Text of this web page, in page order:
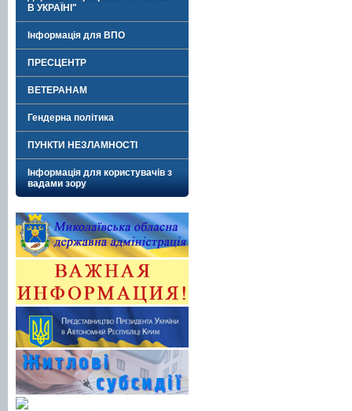
В УКРАЇНІ"
Інформація для ВПО
ПРЕСЦЕНТР
ВЕТЕРАНАМ
Гендерна політика
ПУНКТИ НЕЗЛАМНОСТІ
Інформація для користувачів з
вадами зору